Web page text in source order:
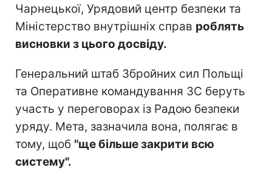
Чарнецької, Урядовий центр безпеки та
Міністерство внутрішніх справ роблять
висновки з цього досвіду.
Генеральний штаб Збройних сил Польщі
та Оперативне командування ЗС беруть
участь у переговорах із Радою безпеки
уряду. Мета, зазначила вона, полягає в
тому, щоб "ще більше закрити всю
систему".